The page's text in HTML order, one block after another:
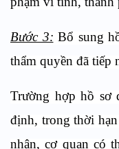
Bước 3: Bổ sung
thẩm quyền đã tiếp
Trường hợp hồ sơ
định, trong thời
nhận, cơ quan có